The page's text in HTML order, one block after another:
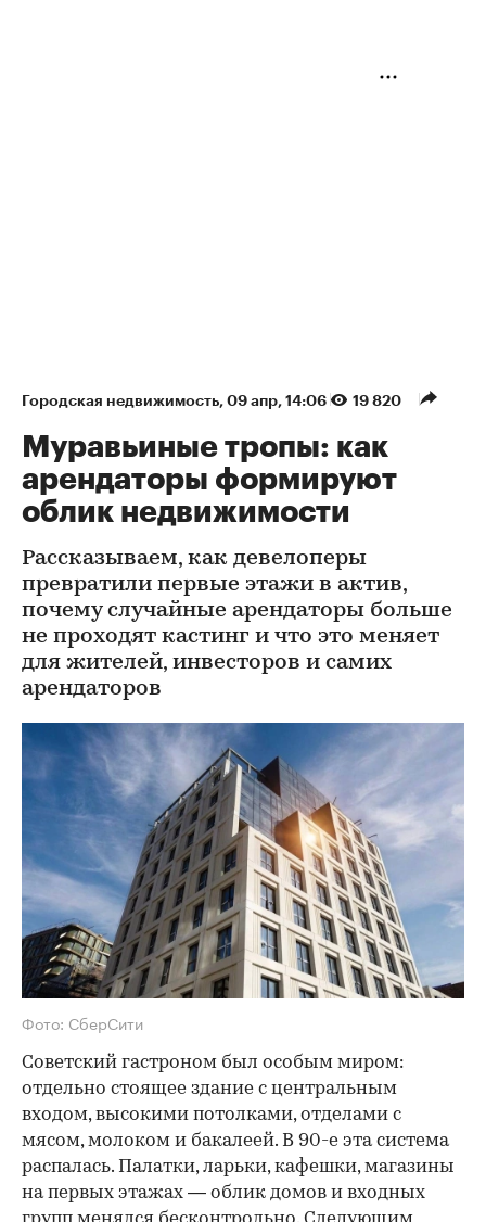
Городская недвижимость 09 апр, 14:06 19 820
Муравьиные тропы: как
арендаторы формируют
облик недвижимости
Рассказываем, как девелоперы
превратили первые этажи в актив,
почему случайные арендаторы больше
не проходят кастинг и что это меняет
для жителей, инвесторов и самих
арендаторов
Фото: СберСити
Советский гастроном был особым миром:
отдельно стоящее здание с центральным
входом, высокими потолками, отделами с
мясом, молоком и бакалеей. В 90-е эта система
распалась. Палатки, ларьки, кафешки, магазины
на первых этажах — облик домов и входных